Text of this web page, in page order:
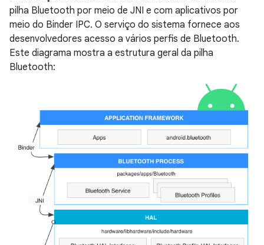
pilha Bluetooth por meio de JNI e com aplicativos por
meio do Binder IPC. O serviço do sistema fornece aos
desenvolvedores acesso a vários perfis de Bluetooth.
Este diagrama mostra a estrutura geral da pilha
Bluetooth: